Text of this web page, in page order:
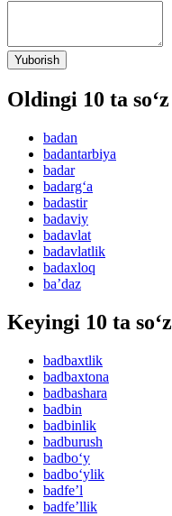
Yuborish
Oldingi 10 ta so‘z
badan
badantarbiya
badar
badarg‘a
badastir
badaviy
badavlat
badavlatlik
badaxloq
baʼdaz
Keyingi 10 ta so‘z
badbaxtlik
badbaxtona
badbashara
badbin
badbinlik
badburush
badbo‘y
badbo‘ylik
badfeʼl
badfeʼllik